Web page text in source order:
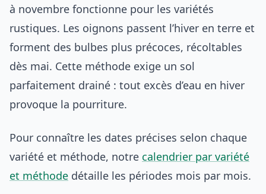
à novembre fonctionne pour les variétés
rustiques. Les oignons passent l’hiver en terre et
forment des bulbes plus précoces, récoltables
dès mai. Cette méthode exige un sol
parfaitement drainé : tout excès d’eau en hiver
provoque la pourriture.
Pour connaître les dates précises selon chaque
variété et méthode, notre calendrier par variété
et méthode détaille les périodes mois par mois.